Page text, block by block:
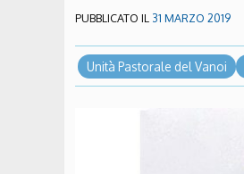
PUBBLICATO IL 31 MARZO 2019
Unità Pastorale del Vanoi